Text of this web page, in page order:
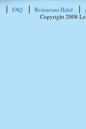
FAQ Restaurant Halal
Copyright 2008